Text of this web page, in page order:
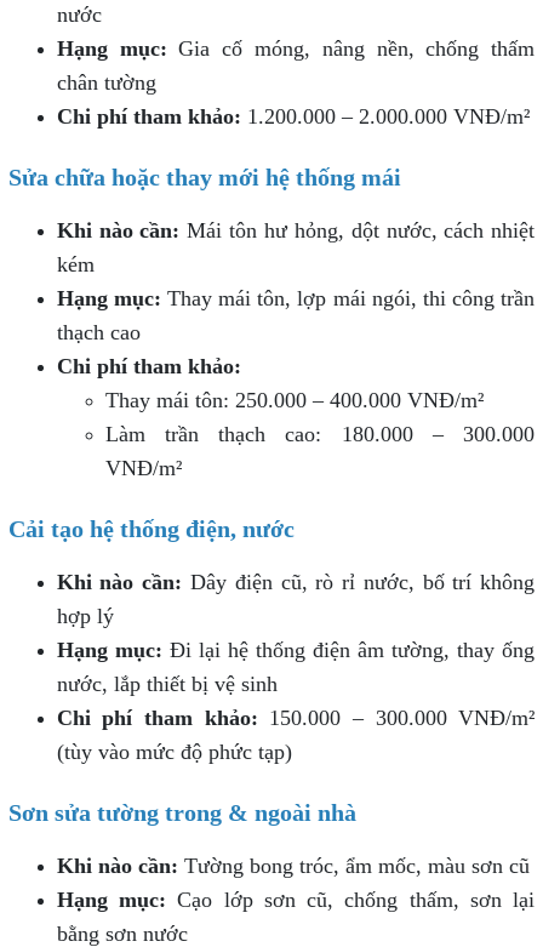
nước
Hạng mục: Gia cố móng, nâng nền, chống thấm
chân tường
Chi phí tham khảo: 1.200.000 – 2.000.000 VNĐ/m²
Sửa chữa hoặc thay mới hệ thống mái
Khi nào cần: Mái tôn hư hỏng, dột nước, cách nhiệt
kém
Hạng mục: Thay mái tôn, lợp mái ngói, thi công trần
thạch cao
Chi phí tham khảo:
Thay mái tôn: 250.000 – 400.000 VNĐ/m²
Làm trần thạch cao: 180.000 – 300.000
VNĐ/m²
Cải tạo hệ thống điện, nước
Khi nào cần: Dây điện cũ, rò rỉ nước, bố trí không
hợp lý
Hạng mục: Đi lại hệ thống điện âm tường, thay ống
nước, lắp thiết bị vệ sinh
Chi phí tham khảo: 150.000 – 300.000 VNĐ/m²
(tùy vào mức độ phức tạp)
Sơn sửa tường trong & ngoài nhà
Khi nào cần: Tường bong tróc, ẩm mốc, màu sơn cũ
Hạng mục: Cạo lớp sơn cũ, chống thấm, sơn lại
bằng sơn nước